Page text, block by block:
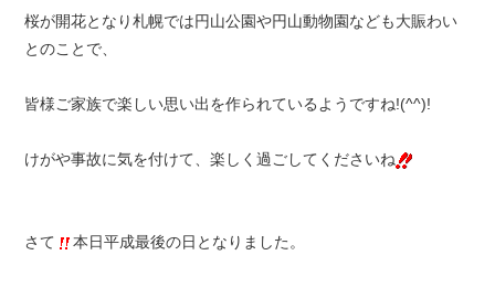
桜が開花となり札幌では円山公園や円山動物園なども大賑わい
とのことで、
皆様ご家族で楽しい思い出を作られているようですね!(^^)!
けがや事故に気を付けて、楽しく過ごしてくださいね
さて 本日平成最後の日となりました。